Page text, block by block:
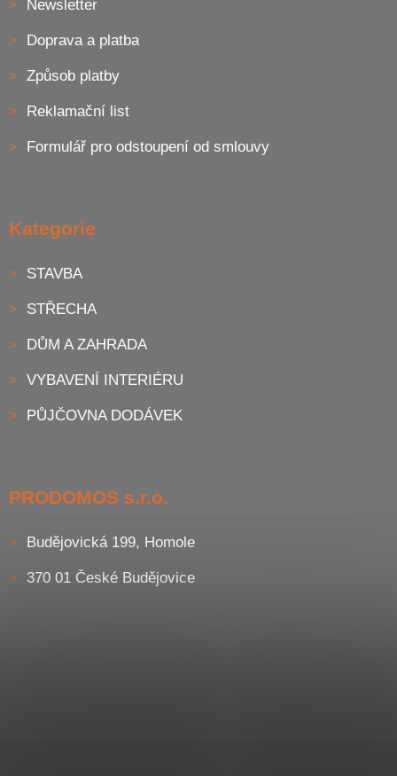
Newsletter
Doprava a platba
Způsob platby
Reklamační list
Formulář pro odstoupení od smlouvy
Kategorie
STAVBA
STŘECHA
DŮM A ZAHRADA
VYBAVENÍ INTERIÉRU
PŮJČOVNA DODÁVEK
PRODOMOS s.r.o.
Budějovická 199, Homole
370 01 České Budějovice